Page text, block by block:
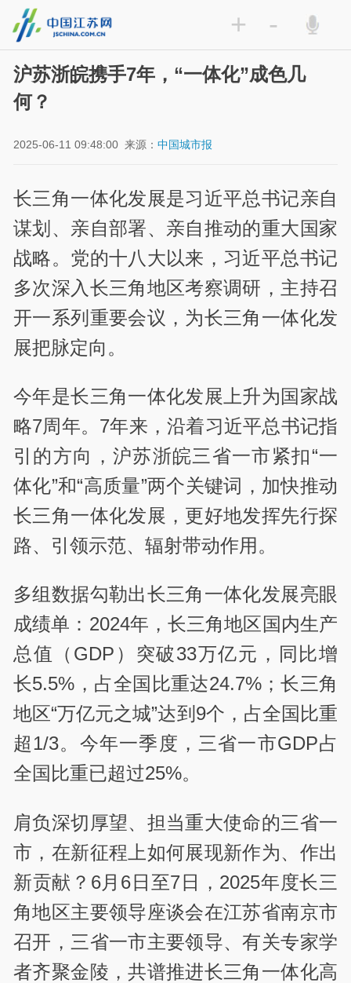
+ -
沪苏浙皖携手7年，“一体化”成色几
何？
2025-06-11 09:48:00 来源：中国城市报
长三角一体化发展是习近平总书记亲自
谋划、亲自部署、亲自推动的重大国家
战略。党的十八大以来，习近平总书记
多次深入长三角地区考察调研，主持召
开一系列重要会议，为长三角一体化发
展把脉定向。
今年是长三角一体化发展上升为国家战
略7周年。7年来，沿着习近平总书记指
引的方向，沪苏浙皖三省一市紧扣“一
体化”和“高质量”两个关键词，加快推动
长三角一体化发展，更好地发挥先行探
路、引领示范、辐射带动作用。
多组数据勾勒出长三角一体化发展亮眼
成绩单：2024年，长三角地区国内生产
总值（GDP）突破33万亿元，同比增
长5.5%，占全国比重达24.7%；长三角
地区“万亿元之城”达到9个，占全国比重
超1/3。今年一季度，三省一市GDP占
全国比重已超过25%。
肩负深切厚望、担当重大使命的三省一
市，在新征程上如何展现新作为、作出
新贡献？6月6日至7日，2025年度长三
角地区主要领导座谈会在江苏省南京市
召开，三省一市主要领导、有关专家学
者齐聚金陵，共谱推进长三角一体化高